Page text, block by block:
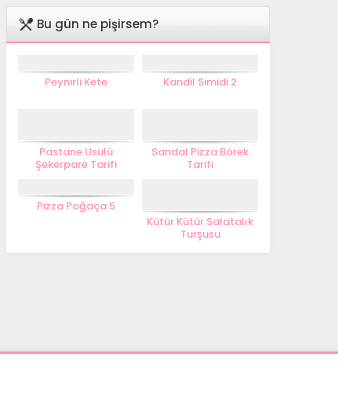
Bu gün ne pişirsem?
Peynirli Kete Kandil Simidi 2
Pastane Usulü
Şekerpare Tarifi
Sandal Pizza Börek
Tarifi
Pizza Poğaça 5
Kütür Kütür Salatalık
Turşusu